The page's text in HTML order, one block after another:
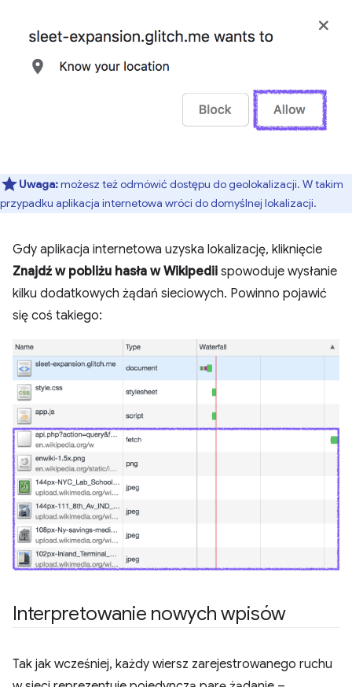
Uwaga:możesz też odmówić dostępu do geolokalizacji. W takim
przypadku aplikacja internetowa wróci do domyślnej lokalizacji.
Gdy aplikacja internetowa uzyska lokalizację, kliknięcie
Znajdź w pobliżu hasła w Wikipedii spowoduje wysłanie
kilku dodatkowych żądań sieciowych. Powinno pojawić
się coś takiego:
Interpretowanie nowych wpisów
Tak jak wcześniej, każdy wiersz zarejestrowanego ruchu